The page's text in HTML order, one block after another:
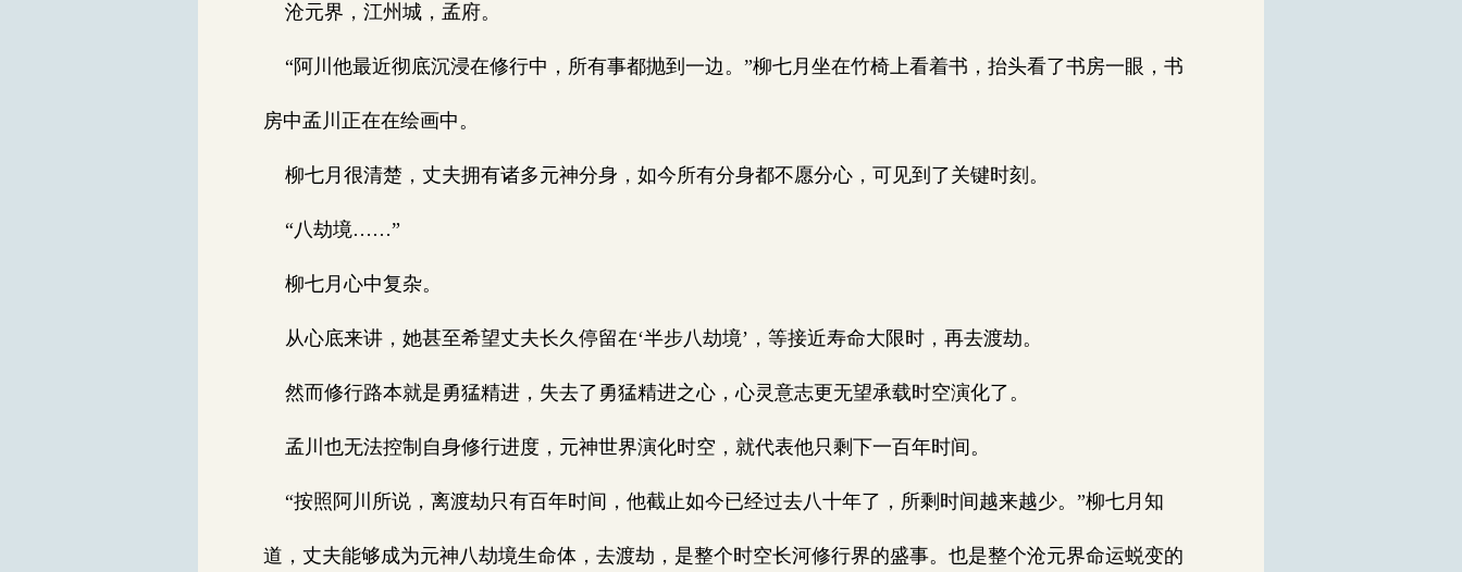
沧元界，江州城，孟府。
“阿川他最近彻底沉浸在修行中，所有事都抛到一边。”柳七月坐在竹椅上看着书，抬头看了书房一眼，书
房中孟川正在在绘画中。
柳七月很清楚，丈夫拥有诸多元神分身，如今所有分身都不愿分心，可见到了关键时刻。
“八劫境……”
柳七月心中复杂。
从心底来讲，她甚至希望丈夫长久停留在‘半步八劫境’，等接近寿命大限时，再去渡劫。
然而修行路本就是勇猛精进，失去了勇猛精进之心，心灵意志更无望承载时空演化了。
孟川也无法控制自身修行进度，元神世界演化时空，就代表他只剩下一百年时间。
“按照阿川所说，离渡劫只有百年时间，他截止如今已经过去八十年了，所剩时间越来越少。”柳七月知
道，丈夫能够成为元神八劫境生命体，去渡劫，是整个时空长河修行界的盛事。也是整个沧元界命运蜕变的